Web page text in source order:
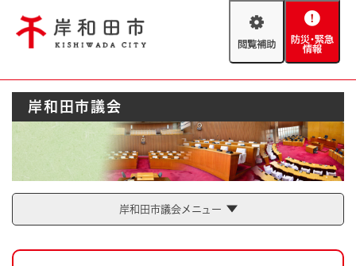
閲
助
防
緊
情
報
Foreign language
やさしい日本語
防災・緊急情報
ハザードマップ AED設置箇所
とじる
岸和田市議会
岸和田市議会メニュー
本